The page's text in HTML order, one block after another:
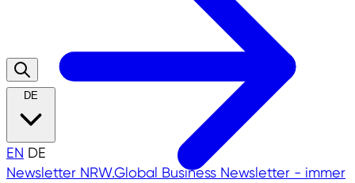
DE
EN DE
Newsletter NRW.Global Business Newsletter - immer